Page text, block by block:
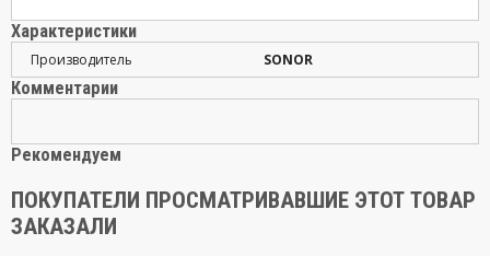
Характеристики
Производитель SONOR
Комментарии
Рекомендуем
ПОКУПАТЕЛИ ПРОСМАТРИВАВШИЕ ЭТОТ ТОВАР
ЗАКАЗАЛИ